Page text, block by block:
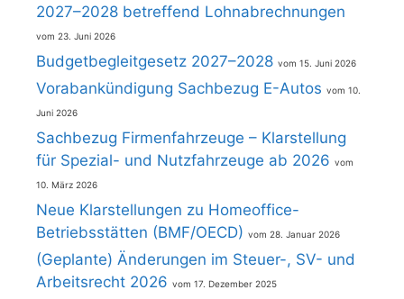
2027–2028 betreffend Lohnabrechnungen
23. Juni 2026
Budgetbegleitgesetz 2027–2028 15. Juni 2026
Vorabankündigung Sachbezug E-Autos 10.
Juni 2026
Sachbezug Firmenfahrzeuge – Klarstellung
für Spezial- und Nutzfahrzeuge ab 2026
10. März 2026
Neue Klarstellungen zu Homeoffice-
Betriebsstätten (BMF/OECD)
28. Januar 2026
(Geplante) Änderungen im Steuer-, SV- und
Arbeitsrecht 2026
17. Dezember 2025